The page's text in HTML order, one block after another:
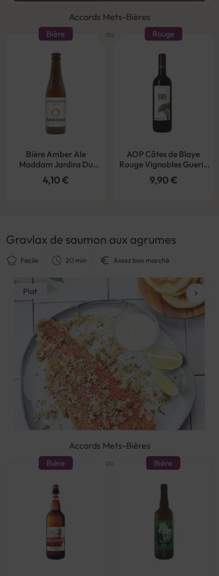
Accords Mets-Bières
ou
Bière
Bière Amber Ale
Maddam Jardins Du
Prieure Ambrée Bio 6°
4,10 €
Rouge
AOP Côtes de Blaye
Rouge Vignobles Guerin
Eos Bio 2020
9,90 €
Plat
Gravlax de saumon aux agrumes
Facile 20 min Assez bon marché
Accords Mets-Bières
ou
Bière Bière